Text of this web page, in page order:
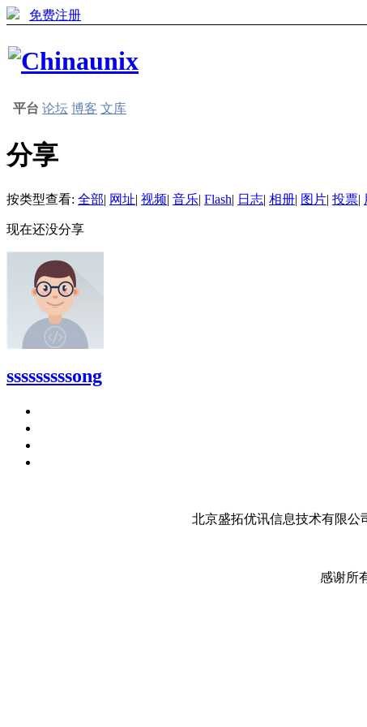
免费注册
平台 论坛 博客 文库
分享
按类型查看: 全部| 网址| 视频| 音乐| Flash| 日志| 相册| 图片| 投票|
现在还没分享
sssssssssong
北京盛拓优讯信息技术有限公
感谢所